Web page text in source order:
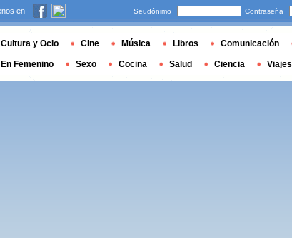
en Seudónimo Contraseña
Cultura y Ocio Cine Música Libros Comunicación
En Femenino Sexo Cocina Salud Ciencia Viajes